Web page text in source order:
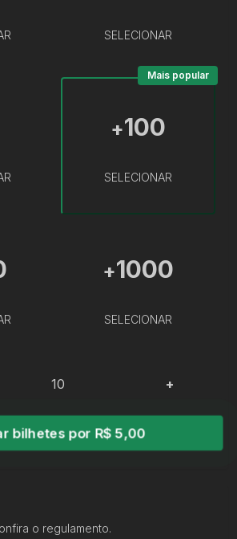
SELECIONAR
+100
SELECIONAR
Mais popular
+1000
SELECIONAR
+
bilhetes por R$ 5,00
o regulamento.